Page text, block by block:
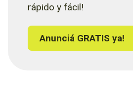
rápido y fácil!
Anunciá GRATIS ya!